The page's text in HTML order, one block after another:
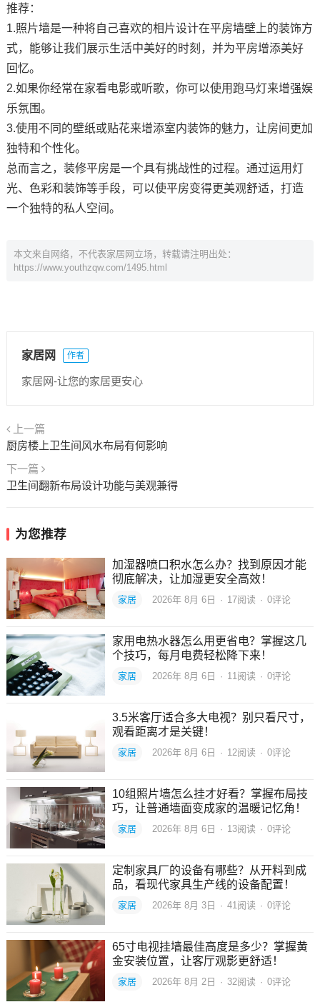
推荐：
1.照片墙是一种将自己喜欢的相片设计在平房墙壁上的装饰方
式，能够让我们展示生活中美好的时刻，并为平房增添美好
回忆。
2.如果你经常在家看电影或听歌，你可以使用跑马灯来增强娱
乐氛围。
3.使用不同的壁纸或贴花来增添室内装饰的魅力，让房间更加
独特和个性化。
总而言之，装修平房是一个具有挑战性的过程。通过运用灯
光、色彩和装饰等手段，可以使平房变得更美观舒适，打造
一个独特的私人空间。
本文来自网络，不代表家居网立场，转载请注明出处：
https://www.youthzqw.com/1495.html
家居网 作者
家居网-让您的家居更安心
上一篇
厨房楼上卫生间风水布局有何影响
下一篇
卫生间翻新布局设计功能与美观兼得
为您推荐
加湿器喷口积水怎么办？找到原因才能
彻底解决，让加湿更安全高效！
家居 2026年 8月 6日 · 17阅读 · 0评论
家用电热水器怎么用更省电？掌握这几
个技巧，每月电费轻松降下来！
家居 2026年 8月 6日 · 11阅读 · 0评论
3.5米客厅适合多大电视？别只看尺寸，
观看距离才是关键！
家居 2026年 8月 6日 · 12阅读 · 0评论
10组照片墙怎么挂才好看？掌握布局技
巧，让普通墙面变成家的温暖记忆角！
家居 2026年 8月 6日 · 13阅读 · 0评论
定制家具厂的设备有哪些？从开料到成
品，看现代家具生产线的设备配置！
家居 2026年 8月 3日 · 41阅读 · 0评论
65寸电视挂墙最佳高度是多少？掌握黄
金安装位置，让客厅观影更舒适！
家居 2026年 8月 2日 · 32阅读 · 0评论